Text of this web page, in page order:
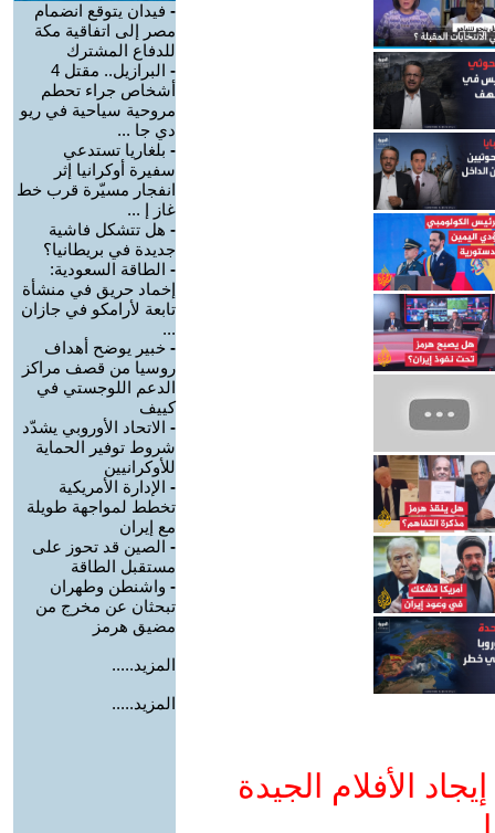
الأفلام الجيدة
- فيدان يتوقع انضمام
مصر إلى اتفاقية مكة
للدفاع المشترك
-
البرازيل.. مقتل 4
أشخاص جراء تحطم
مروحية سياحية في ريو
دي جا ...
- بلغاريا تستدعي
سفيرة أوكرانيا إثر
انفجار مسيّرة قرب خط
غاز إ ...
- هل تتشكل فاشية
جديدة في بريطانيا؟
- الطاقة السعودية:
إخماد حريق في منشأة
تابعة لأرامكو في جازان
...
- خبير يوضح أهداف
روسيا من قصف مراكز
الدعم اللوجستي في
كييف
- الاتحاد الأوروبي يشدّد
شروط توفير الحماية
للأوكرانيين
- الإدارة الأمريكية
تخطط لمواجهة طويلة
مع إيران
- الصين قد تحوز على
مستقبل الطاقة
- واشنطن وطهران
تبحثان عن مخرج من
مضيق هرمز
المزيد.....
المزيد.....